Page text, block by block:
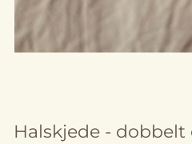
Halskjede - dobbelt